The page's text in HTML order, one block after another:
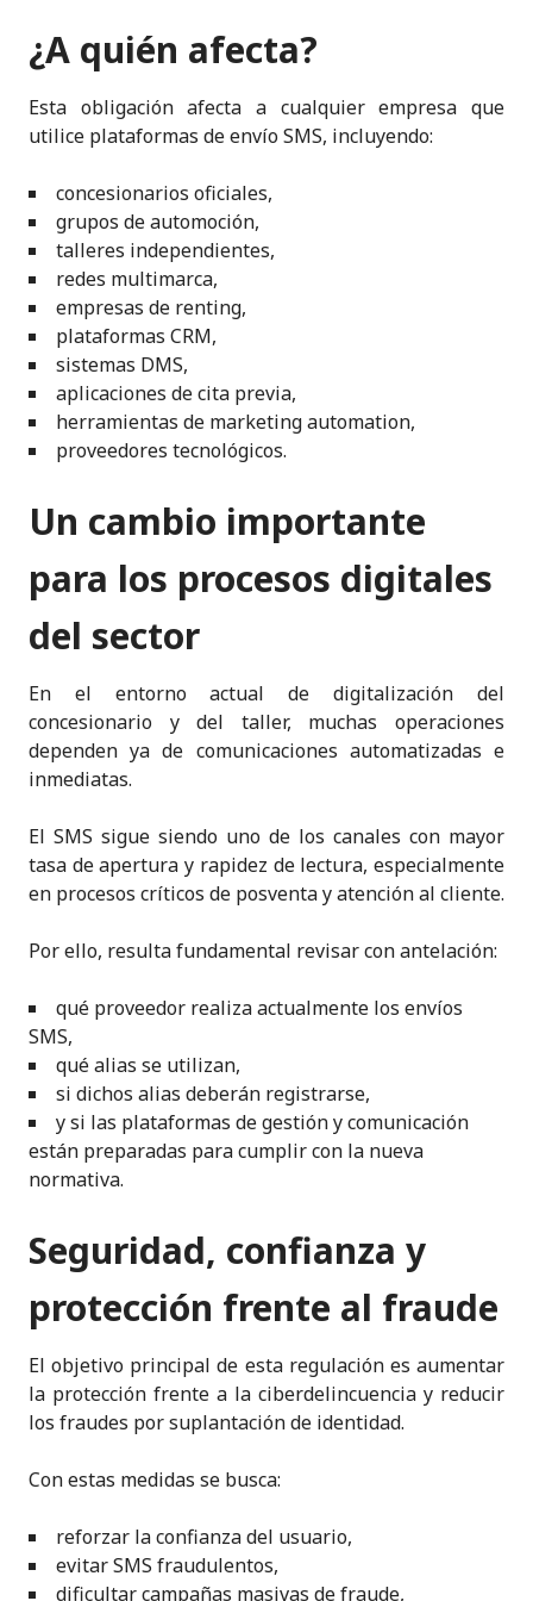
¿A quién afecta?
Esta obligación afecta a cualquier empresa que
utilice plataformas de envío SMS, incluyendo:
concesionarios oficiales,
grupos de automoción,
talleres independientes,
redes multimarca,
empresas de renting,
plataformas CRM,
sistemas DMS,
aplicaciones de cita previa,
herramientas de marketing automation,
proveedores tecnológicos.
Un cambio importante
para los procesos digitales
del sector
En el entorno actual de digitalización del
concesionario y del taller, muchas operaciones
dependen ya de comunicaciones automatizadas e
inmediatas.
El SMS sigue siendo uno de los canales con mayor
tasa de apertura y rapidez de lectura, especialmente
en procesos críticos de posventa y atención al cliente.
Por ello, resulta fundamental revisar con antelación:
qué proveedor realiza actualmente los envíos
SMS,
qué alias se utilizan,
si dichos alias deberán registrarse,
y si las plataformas de gestión y comunicación
están preparadas para cumplir con la nueva
normativa.
Seguridad, confianza y
protección frente al fraude
El objetivo principal de esta regulación es aumentar
la protección frente a la ciberdelincuencia y reducir
los fraudes por suplantación de identidad.
Con estas medidas se busca:
reforzar la confianza del usuario,
evitar SMS fraudulentos,
dificultar campañas masivas de fraude,